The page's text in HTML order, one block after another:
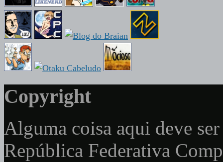
Copyright
Alguma coisa aqui deve
República Federativa